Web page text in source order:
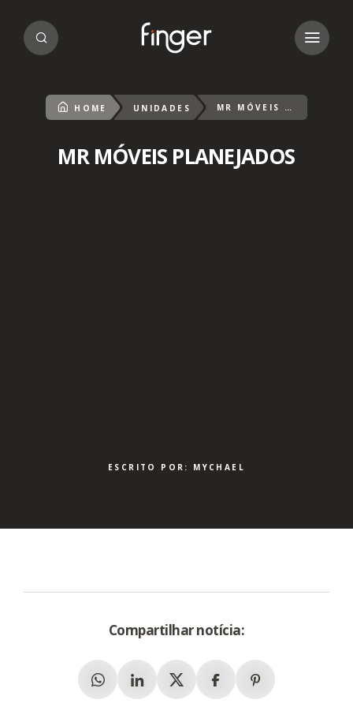
HOME UNIDADES MR MÓVEIS PLANEJADOS
MR MÓVEIS PLANEJADOS
ESCRITO POR: MYCHAEL
Compartilhar notícia:
WhatsappLinkedinX (Twitter)FacebookPinterest